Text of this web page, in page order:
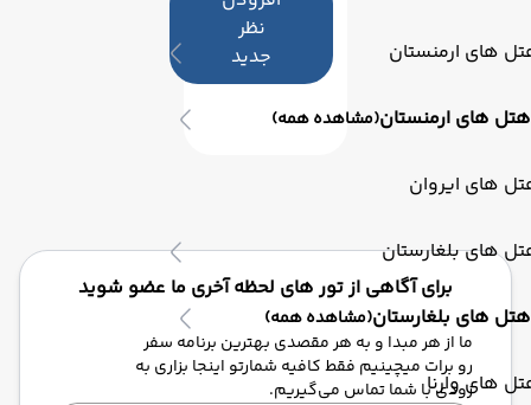
های ارمنستان
هتل های ارمنستان(مشاهده همه)
های ایروان
های بلغارستان
هتل های بلغارستان(مشاهده همه)
های وارنا
نظر
جدید
برای آگاهی از تور های لحظه آخری ما عضو شوید
ما از هر مبدا و به هر مقصدی بهترین برنامه سفر
رو برات میچینیم فقط کافیه شمارتو اینجا بزاری به
زودی با شما تماس می‌گیریم.